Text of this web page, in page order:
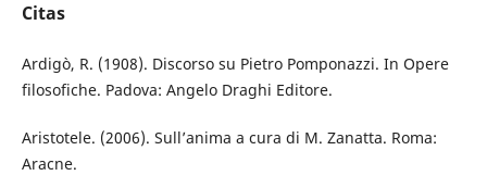
Citas
Ardigò, R. (1908). Discorso su Pietro Pomponazzi. In Opere
filosofiche. Padova: Angelo Draghi Editore.
Aristotele. (2006). Sull’anima a cura di M. Zanatta. Roma:
Aracne.